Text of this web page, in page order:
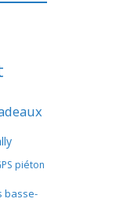
piéton
basse-